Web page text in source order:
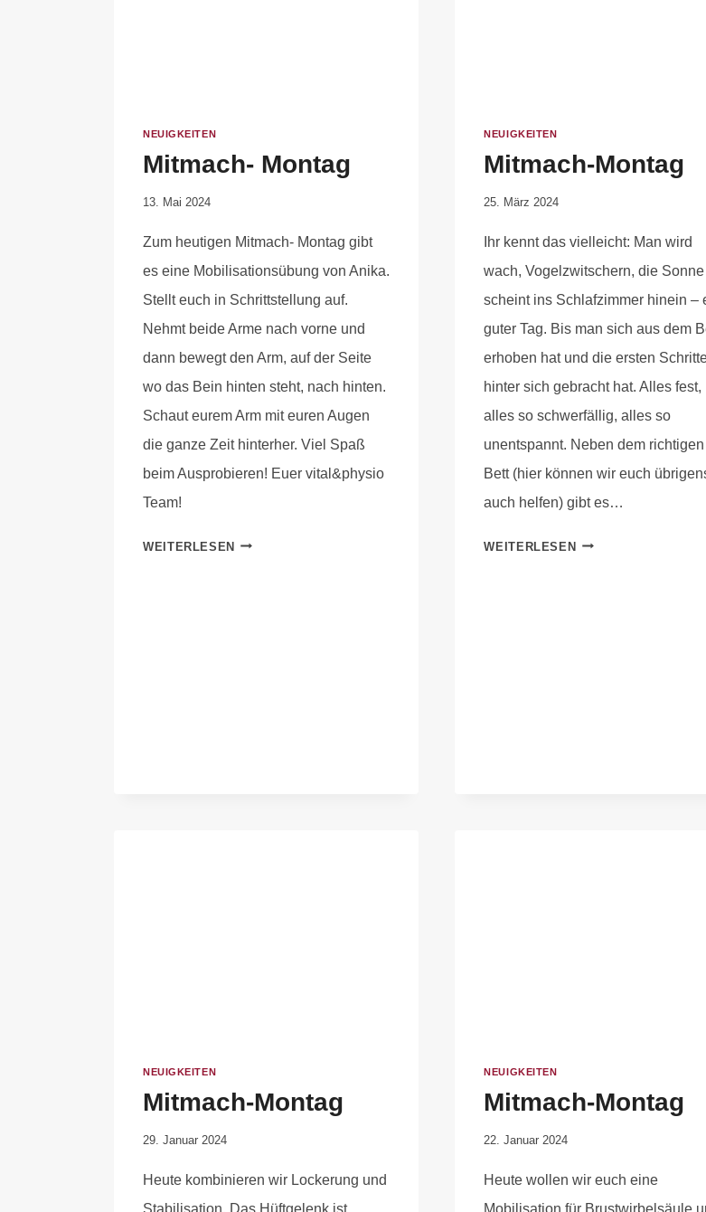
NEUIGKEITEN
Mitmach- Montag
Von
Krause
13. Mai 2024
Zum heutigen Mitmach- Montag gibt
es eine Mobilisationsübung von Anika.
Stellt euch in Schrittstellung auf.
Nehmt beide Arme nach vorne und
dann bewegt den Arm, auf der Seite
wo das Bein hinten steht, nach hinten.
Schaut eurem Arm mit euren Augen
die ganze Zeit hinterher. Viel Spaß
beim Ausprobieren! Euer vital&physio
Team!
WEITERLESEN
NEUIGKEITEN
Mitmach-Montag
Von
Justh
25. März 2024
Ihr kennt das vielleicht: Man wird
wach, Vogelzwitschern, die Sonne
scheint ins Schlafzimmer hinein –
guter Tag. Bis man sich aus dem
erhoben hat und die ersten
hinter sich gebracht hat. Alles fest,
alles so schwerfällig, alles so
unentspannt. Neben dem richtigen
Bett (hier können wir euch
auch helfen) gibt es…
WEITERLESEN
NEUIGKEITEN
Mitmach-Montag
Von
Krause
29. Januar 2024
Heute kombinieren wir Lockerung und
Stabilisation. Das Hüftgelenk ist
NEUIGKEITEN
Mitmach-Montag
Von
Krause
22. Januar 2024
Heute wollen wir euch eine
Mobilisation für Brustwirbelsäule